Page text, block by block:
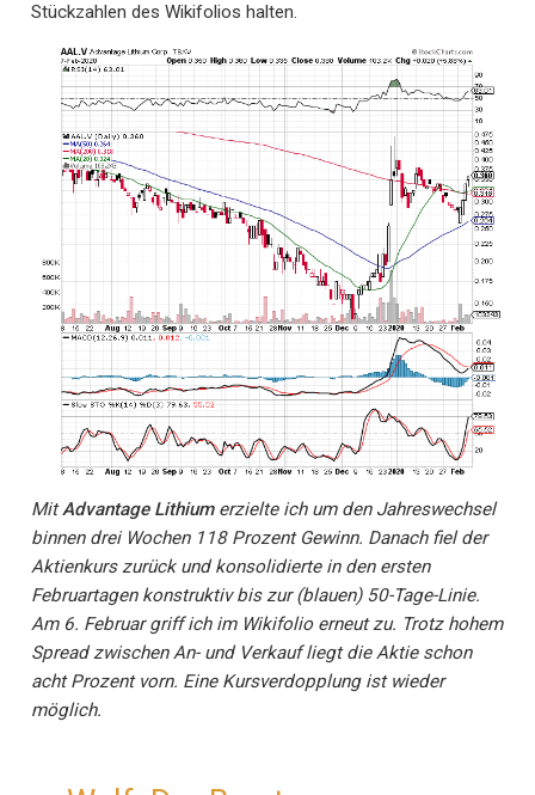
Stückzahlen des Wikifolios halten.
MitAdvantage Lithiumerzielte ich um den Jahreswechsel
binnen drei Wochen 118 Prozent Gewinn. Danach fiel der
Aktienkurs zurück und konsolidierte in den ersten
Februartagen konstruktiv bis zur (blauen) 50-Tage-Linie.
Am 6. Februar griff ich im Wikifolio erneut zu. Trotz hohem
Spread zwischen An- und Verkauf liegt die Aktie schon
acht Prozent vorn. Eine Kursverdopplung ist wieder
möglich.